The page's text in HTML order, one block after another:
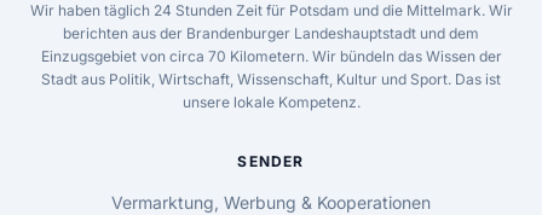
Wir haben täglich 24 Stunden Zeit für Potsdam und die Mittelmark. Wir
berichten aus der Brandenburger Landeshauptstadt und dem
Einzugsgebiet von circa 70 Kilometern. Wir bündeln das Wissen der
Stadt aus Politik, Wirtschaft, Wissenschaft, Kultur und Sport. Das ist
unsere lokale Kompetenz.
SENDER
Vermarktung, Werbung & Kooperationen